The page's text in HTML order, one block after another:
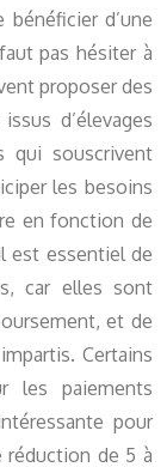
d’une
pas hésiter à
proposer des
d’élevages
qui souscrivent
les besoins
en fonction de
est essentiel de
car elles sont
et de
Certains
les paiements
pour
réduction de 5 à